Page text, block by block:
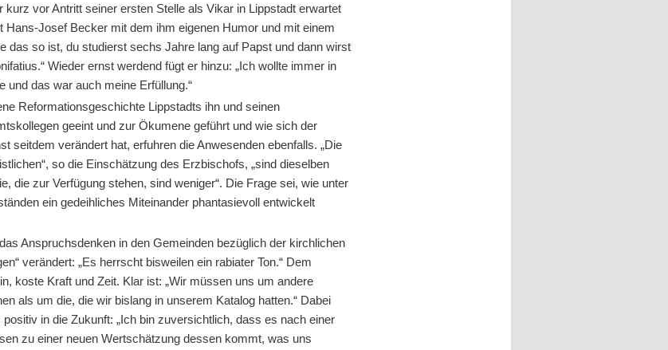
kurz vor Antritt seiner ersten Stelle als Vikar in Lippstadt erwartet
Hans-Josef Becker mit dem ihm eigenen Humor und mit einem
das so ist, du studierst sechs Jahre lang auf Papst und dann wirst
Wieder ernst werdend fügt er hinzu: „Ich wollte immer in
und das war auch meine Erfüllung.“
Reformationsgeschichte Lippstadts ihn und seinen
geeint und zur Ökumene geführt und wie sich der
seitdem verändert hat, erfuhren die Anwesenden ebenfalls. „Die
so die Einschätzung des Erzbischofs, „sind dieselben
die zur Verfügung stehen, sind weniger“. Die Frage sei, wie unter
ein gedeihliches Miteinander phantasievoll entwickelt
Anspruchsdenken in den Gemeinden bezüglich der kirchlichen
verändert: „Es herrscht bisweilen ein rabiater Ton.“ Dem
koste Kraft und Zeit. Klar ist: „Wir müssen uns um andere
als um die, die wir bislang in unserem Katalog hatten.“ Dabei
in die Zukunft: „Ich bin zuversichtlich, dass es nach einer
zu einer neuen Wertschätzung dessen kommt, was uns